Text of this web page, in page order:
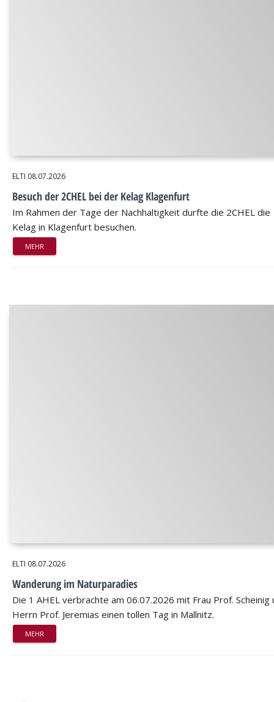
ELTI 08.07.2026
Besuch der 2CHEL bei der Kelag Klagenfurt
Im Rahmen der Tage der Nachhaltigkeit durfte die 2CHEL die
Kelag in Klagenfurt besuchen.
MEHR
ELTI 08.07.2026
Wanderung im Naturparadies
Die 1 AHEL verbrachte am 06.07.2026 mit Frau Prof. Scheinig
Herrn Prof. Jeremias einen tollen Tag in Mallnitz.
MEHR